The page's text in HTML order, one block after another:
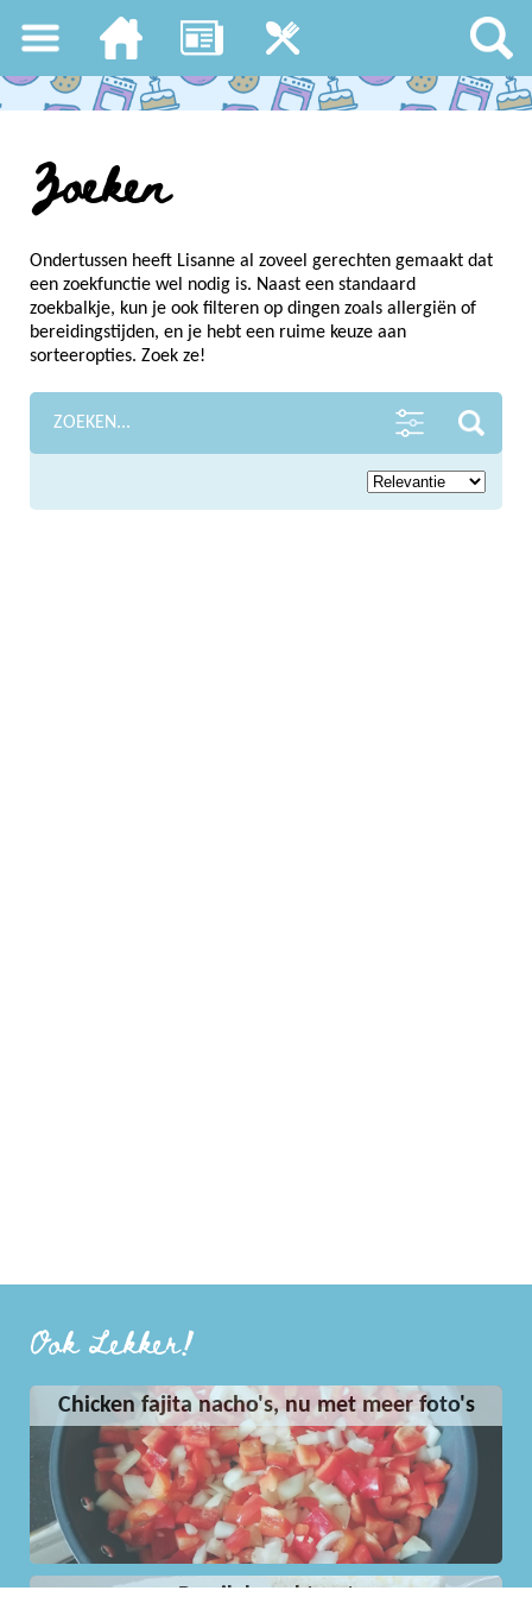
Zoeken
Ondertussen heeft Lisanne al zoveel gerechten gemaakt dat
een zoekfunctie wel nodig is. Naast een standaard
zoekbalkje, kun je ook filteren op dingen zoals allergiën of
bereidingstijden, en je hebt een ruime keuze aan
sorteeropties. Zoek ze!
Ook Lekker!
Chicken fajita nacho's, nu met meer foto's